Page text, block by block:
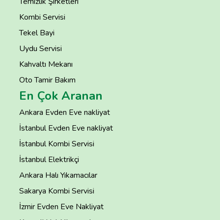
Kombi Servisi
Tekel Bayi
Uydu Servisi
Kahvaltı Mekanı
Oto Tamir Bakım
En Çok Aranan
Ankara Evden Eve nakliyat
İstanbul Evden Eve nakliyat
İstanbul Kombi Servisi
İstanbul Elektrikçi
Ankara Halı Yıkamacılar
Sakarya Kombi Servisi
İzmir Evden Eve Nakliyat